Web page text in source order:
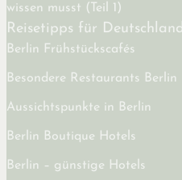
wissen musst (Teil 1)
Reisetipps für Deutschland
Berlin Frühstückscafés
Besondere Restaurants Berlin
Aussichtspunkte in Berlin
Berlin Boutique Hotels
Berlin – günstige Hotels